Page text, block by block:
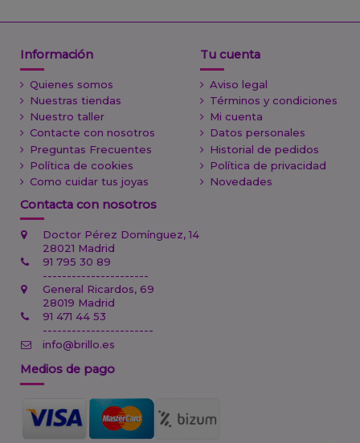
Información
Quienes somos
Nuestras tiendas
Nuestro taller
Contacte con nosotros
Preguntas Frecuentes
Política de cookies
Como cuidar tus joyas
Tu cuenta
Aviso legal
Términos y condiciones
Mi cuenta
Datos personales
Historial de pedidos
Política de privacidad
Novedades
Contacta con nosotros
Doctor Pérez Domínguez, 14
28021 Madrid
91 795 30 89
----------------------
General Ricardos, 69
28019 Madrid
91 471 44 53
-----------------------
info@brillo.es
Medios de pago